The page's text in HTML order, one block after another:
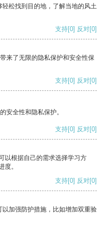
松找到目的地，了解当地的风土
支持[0] 反对[0]
来了无限的隐私保护和安全性保
支持[0] 反对[0]
安全性和隐私保护。
支持[0] 反对[0]
以根据自己的需求选择学习方
度。
支持[0] 反对[0]
加强防护措施，比如增加双重验